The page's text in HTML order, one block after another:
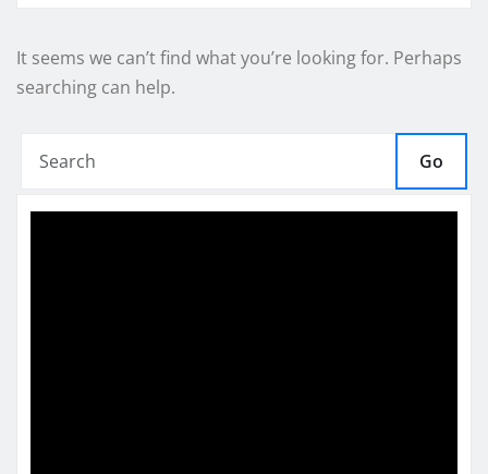
It seems we can’t find what you’re looking for. Perhaps
searching can help.
Go